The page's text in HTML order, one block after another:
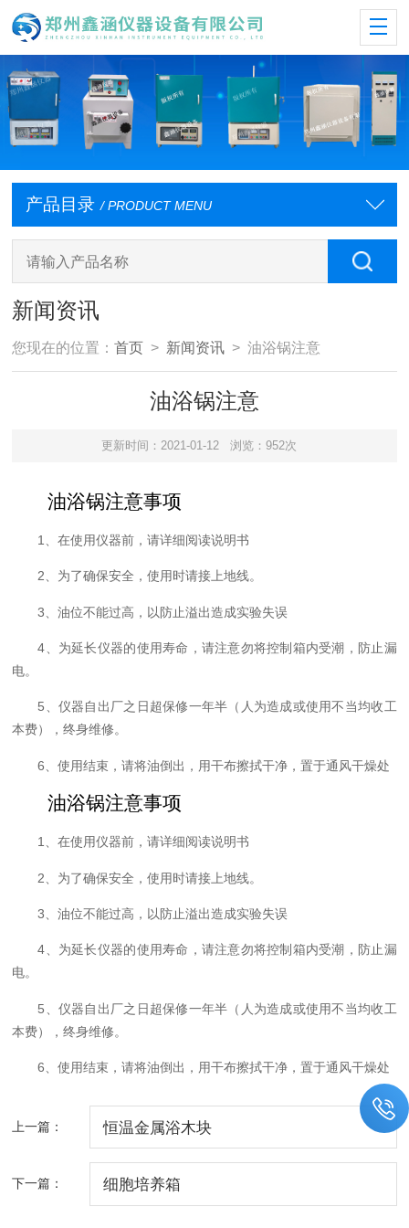
产品目录 / PRODUCT MENU
新闻资讯
您现在的位置：首页 > 新闻资讯 > 油浴锅注意
油浴锅注意
更新时间：2021-01-12 浏览：952次
油浴锅注意事项
1 、在使用仪器前，请详细阅读说明书
2、为了确保安全，使用时请接上地线。
3 、油位不能过高，以防止溢出造成实验失误
4、为延长仪器的使用寿命，请注意勿将控制箱内受潮，防止漏
电。
5 、仪器自出厂之日超保修一年半（人为造成或使用不当均收工
本费），终身维修。
6 、使用结束，请将油倒出，用干布擦拭干净，置于通风干燥处
油浴锅注意事项
1、在使用仪器前，请详细阅读说明书
2 、为了确保安全，使用时请接上地线。
3、油位不能过高，以防止溢出造成实验失误
4、为延长仪器的使用寿命，请注意勿将控制箱内受潮，防止漏
电。
5 、仪器自出厂之日超保修一年半（人为造成或使用不当均收工
本费），终身维修。
6 、使用结束，请将油倒出，用干布擦拭干净，置于通风干燥处
上一篇： 恒温金属浴木块
下一篇： 细胞培养箱